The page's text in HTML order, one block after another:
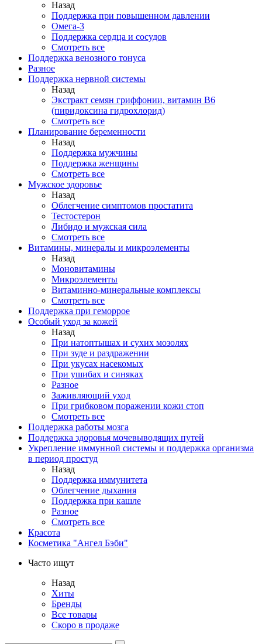
Назад
Поддержка при повышенном давлении
Омега-3
Поддержка сердца и сосудов
Смотреть все
Поддержка венозного тонуса
Разное
Поддержка нервной системы
Назад
Экстракт семян гриффонии, витамин В6
(пиридоксина гидрохлорид)
Смотреть все
Планирование беременности
Назад
Поддержка мужчины
Поддержка женщины
Смотреть все
Мужское здоровье
Назад
Облегчение симптомов простатита
Тестостерон
Либидо и мужская сила
Смотреть все
Витамины, минералы и микроэлементы
Назад
Моновитамины
Микроэлементы
Витаминно-минеральные комплексы
Смотреть все
Поддержка при геморрое
Особый уход за кожей
Назад
При натоптышах и сухих мозолях
При зуде и раздражении
При укусах насекомых
При ушибах и синяках
Разное
Заживляющий уход
При грибковом поражении кожи стоп
Смотреть все
Поддержка работы мозга
Поддержка здоровья мочевыводящих путей
Укрепление иммунной системы и поддержка организма
в период простуд
Назад
Поддержка иммунитета
Облегчение дыхания
Поддержка при кашле
Разное
Смотреть все
Красота
Косметика "Ангел Бэби"
Часто ищут
Назад
Хиты
Бренды
Все товары
Скоро в продаже